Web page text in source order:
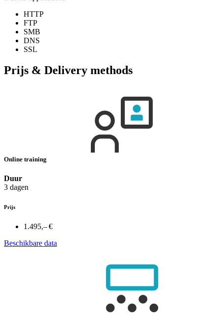
HTTP
FTP
SMB
DNS
SSL
Prijs & Delivery methods
Online training
Duur
3 dagen
Prijs
1.495,– €
Beschikbare data